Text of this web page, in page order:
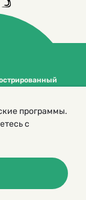
программы.
с